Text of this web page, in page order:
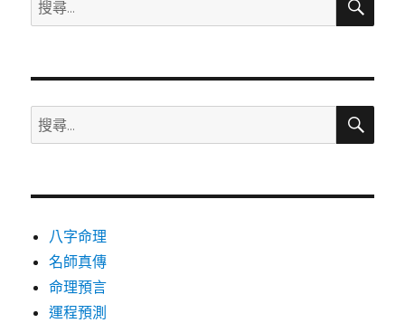
尋
鍵
字:
搜
尋
鍵
搜
八字命理
名師真傳
命理預言
運程預測